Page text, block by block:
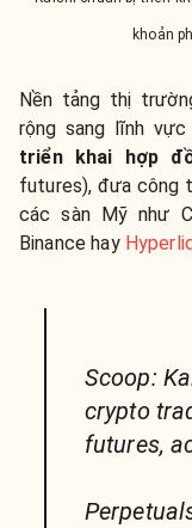
khoản
Nền tảng thị
rộng sang lĩnh
triển khai hợp
futures), đưa công
các sàn Mỹ như
Binance hay
Scoop:
crypto
futures,